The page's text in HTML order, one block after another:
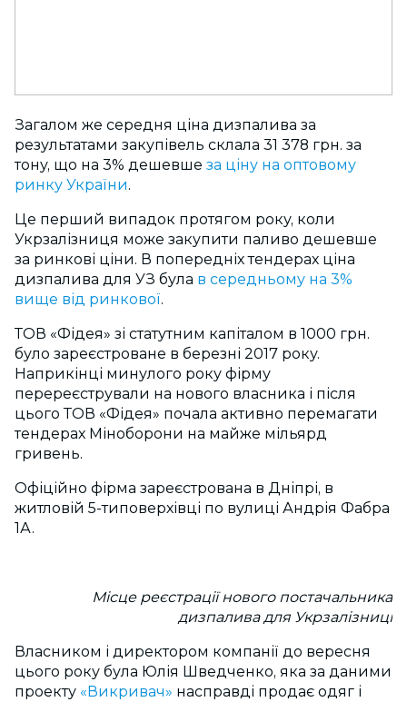
Загалом же середня ціна дизпалива за
результатами закупівель склала 31 378 грн. за
тону, що на 3% дешевше за ціну на оптовому
ринку України.
Це перший випадок протягом року, коли
Укрзалізниця може закупити паливо дешевше
за ринкові ціни. В попередніх тендерах ціна
дизпалива для УЗ була в середньому на 3%
вище від ринкової.
ТОВ «Фідея» зі статутним капіталом в 1000 грн.
було зареєстроване в березні 2017 року.
Наприкінці минулого року фірму
перереєстрували на нового власника і після
цього ТОВ «Фідея» почала активно перемагати
тендерах Міноборони на майже мільярд
гривень.
Офіційно фірма зареєстрована в Дніпрі, в
житловій 5-типоверхівці по вулиці Андрія Фабра
1А.
Місце реєстрації нового постачальника
дизпалива для Укрзалізниці
Власником і директором компанії до вересня
цього року була Юлія Шведченко, яка за даними
проекту «Викривач» насправді продає одяг і